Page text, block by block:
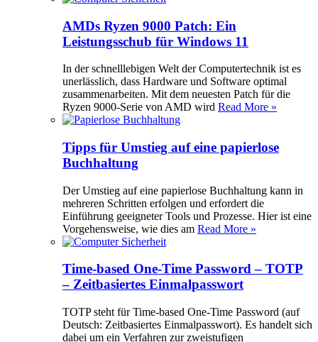
AMDs Ryzen 9000 Patch: Ein
Leistungsschub für Windows 11
In der schnelllebigen Welt der Computertechnik ist es
unerlässlich, dass Hardware und Software optimal
zusammenarbeiten. Mit dem neuesten Patch für die
Ryzen 9000-Serie von AMD wird Read More »
Tipps für Umstieg auf eine papierlose
Buchhaltung
Der Umstieg auf eine papierlose Buchhaltung kann in
mehreren Schritten erfolgen und erfordert die
Einführung geeigneter Tools und Prozesse. Hier ist eine
Vorgehensweise, wie dies am Read More »
Time-based One-Time Password – TOTP
– Zeitbasiertes Einmalpasswort
TOTP steht für Time-based One-Time Password (auf
Deutsch: Zeitbasiertes Einmalpasswort). Es handelt sich
dabei um ein Verfahren zur zweistufigen